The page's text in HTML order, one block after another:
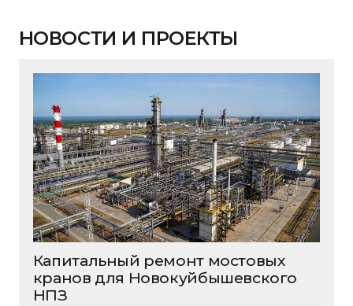
НОВОСТИ И ПРОЕКТЫ
Капитальный ремонт мостовых
кранов для Новокуйбышевского
НПЗ